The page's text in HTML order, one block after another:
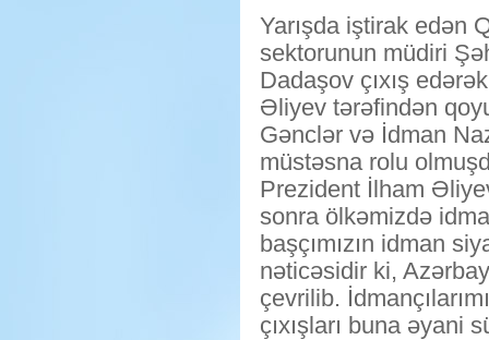
Yarışda iştirak edən
sektorunun müdiri
Dadaşov çıxış
Əliyev tərəfindən
Gənclər və İdman
müstəsna rolu
Prezident İlham
sonra ölkəmizdə
başçımızın idman
nəticəsidir ki,
çevrilib.
çıxışları buna əyani